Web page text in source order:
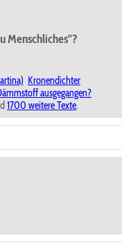
Menschliches"?
Kronendichter
ausgegangen?
1700 weitere Texte.